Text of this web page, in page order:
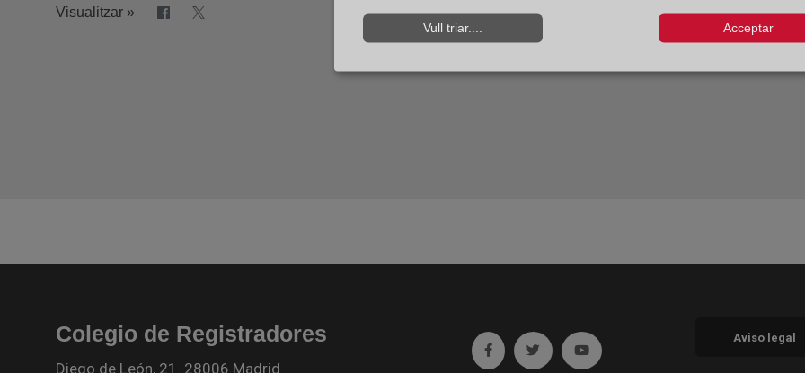
Visualitzar »
Colegio de Registradores
Diego de León, 21. 28006 Madrid
Ir a facebook (abre en ventana nueva)
Ir a twitter (abre en ventana nueva)
Ir a YouTube (abre en ventana nueva)
Aviso legal
Vull triar.... Acceptar